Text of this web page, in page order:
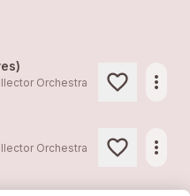
Orchestra
more_horiz
Orchestra
more_horiz